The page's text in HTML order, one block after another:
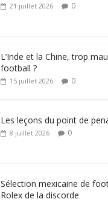
21 juillet 2026 0
L’Inde et la Chine, trop
football ?
15 juillet 2026 0
Les leçons du point de
8 juillet 2026 0
Sélection mexicaine de
Rolex de la discorde